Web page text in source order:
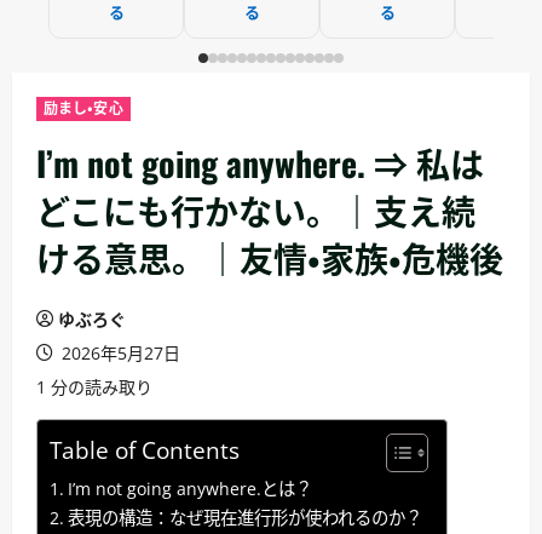
る
る
る
励まし・安心
I’m not going anywhere. ⇒ 私は
どこにも行かない。｜支え続
ける意思。｜友情・家族・危機後
ゆぶろぐ
2026年5月27日
1 分の読み取り
Table of Contents
I’m not going anywhere.とは？
表現の構造：なぜ現在進行形が使われるのか？